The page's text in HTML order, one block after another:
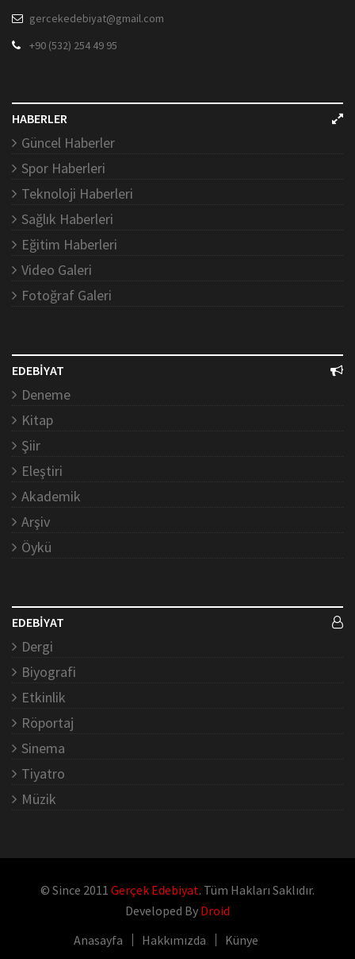
gercekedebiyat@gmail.com
+90 (532) 254 49 95
HABERLER
Güncel Haberler
Spor Haberleri
Teknoloji Haberleri
Sağlık Haberleri
Eğitim Haberleri
Video Galeri
Fotoğraf Galeri
EDEBİYAT
Deneme
Kitap
Şiir
Eleştiri
Akademik
Arşiv
Öykü
EDEBİYAT
Dergi
Biyografi
Etkinlik
Röportaj
Sinema
Tiyatro
Müzik
© Since 2011 Gerçek Edebiyat. Tüm Hakları Saklıdır.
Developed By Droid
Anasayfa
Hakkımızda Künye